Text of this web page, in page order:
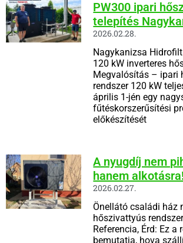
PW300 ipari
telepítés
2026.02.28.
Nagykanizsa
120 kW inverteres
Megvalósítás – ipari
rendszer 120 kW
április 1-jén egy
fűtéskorszerűsítési
előkészítését
A nyugdíj nem
hanem
2026.02.27.
Önellátó családi ház
hőszivattyús
Referencia, Érd: Ez a
bemutatja, hova